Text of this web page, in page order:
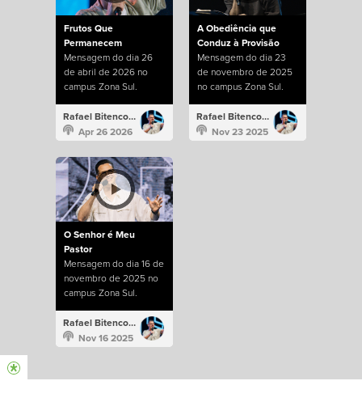
Frutos Que
Permanecem
Mensagem do dia 26
de abril de 2026 no
campus Zona Sul.
Rafael Bitencourt
Apr 26 2026
A Obediência que
Conduz à Provisão
Mensagem do dia 23
de novembro de 2025
no campus Zona Sul.
Rafael Bitencourt
Nov 23 2025
O Senhor é Meu
Pastor
Mensagem do dia 16 de
novembro de 2025 no
campus Zona Sul.
Rafael Bitencourt
Nov 16 2025